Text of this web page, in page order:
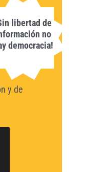
libertad de
no
democracia!
y de